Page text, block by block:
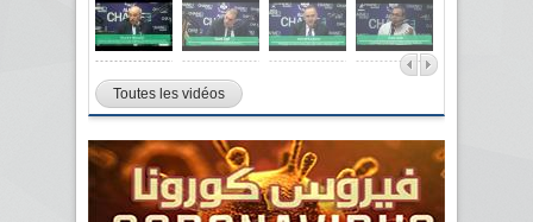
Toutes les vidéos